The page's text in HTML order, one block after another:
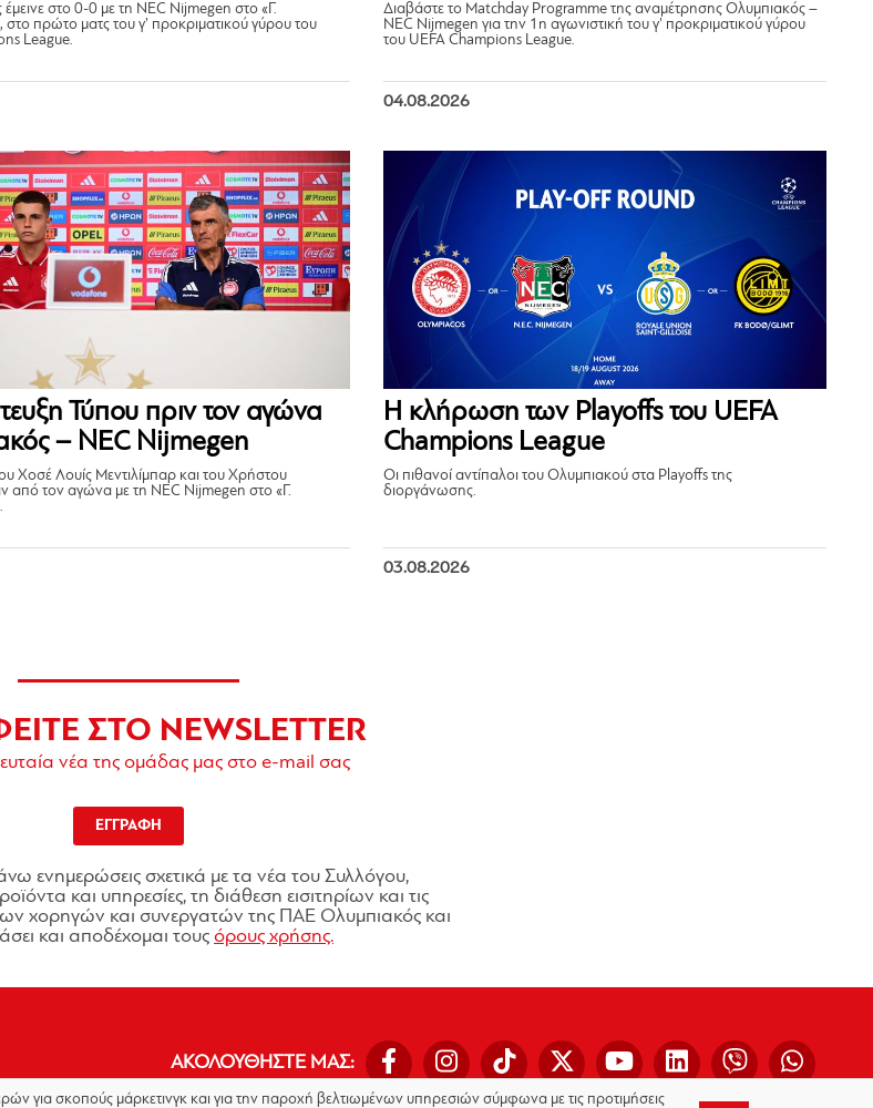
στο 0-0 με τη NEC Nijmegen στο «Γ.
στο πρώτο ματς του γ’ προκριματικού γύρου του
League.
Διαβάστε το Matchday Programme της αναμέτρησης Ολυμπιακός –
NEC Nijmegen για την 1η αγωνιστική του γ’ προκριματικού γύρου
του UEFA Champions League.
04.08.2026
Τύπου πριν τον αγώνα
– NEC Nijmegen
Χοσέ Λουίς Μεντιλίμπαρ και του Χρήστου
από τον αγώνα με τη NEC Nijmegen στο «Γ.
Η κλήρωση των Playoffs του UEFA
Champions League
Οι πιθανοί αντίπαλοι του Ολυμπιακού στα Playoffs της
διοργάνωσης.
03.08.2026
ΣΤΟ NEWSLETTER
νέα της ομάδας μας στο e-mail σας
ΕΓΓΡΑΦΗ
ενημερώσεις σχετικά με τα νέα του Συλλόγου,
και υπηρεσίες, τη διάθεση εισιτηρίων και τις
χορηγών και συνεργατών της ΠΑΕ Ολυμπιακός και
και αποδέχομαι τους όρους χρήσης.
ΑΚΟΛΟΥΘΗΣΤΕ ΜΑΣ:
για σκοπούς μάρκετινγκ και για την παροχή βελτιωμένων υπηρεσιών σύμφωνα με τις προτιμήσεις